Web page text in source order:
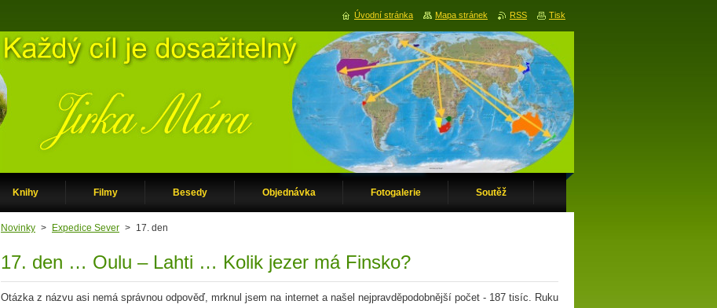
Knihy Filmy Besedy Objednávka Fotogalerie Soutěž
Novinky > Expedice Sever > 17. den
17. den … Oulu – Lahti … Kolik jezer má Finsko?
Otázka z názvu asi nemá správnou odpověď, mrknul jsem na internet a našel nejpravděpodobnější počet - 187 tisíc. Ruku
Úvodní stránka Mapa stránek RSS Tisk